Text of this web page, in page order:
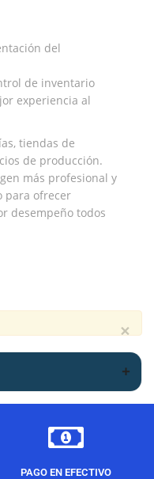
del
de inventario
experiencia al
tiendas de
de producción.
más profesional y
para ofrecer
desempeño todos
×
PAGO EN EFECTIVO